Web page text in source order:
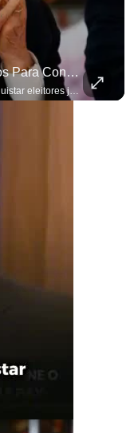
Programas Do Governo Lula Criados Para Conquistar Eleitores Já Não Têm Mais O Mesmo Efeito
Programas do governo Lula criados para conquistar eleitores já não têm o mesmo efeito de campanhas anteriores. #OAntagonista Se você busca informação com credibilidade, inscreva-se agora e ative o